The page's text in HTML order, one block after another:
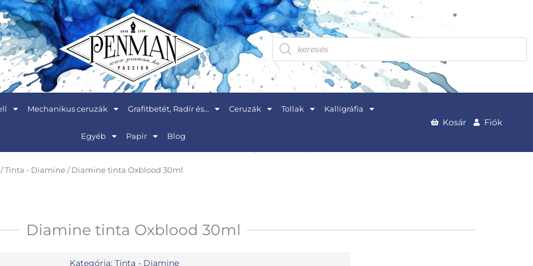
Products
search
Mechanikus ceruzák Grafitbetét, Radír és… Ceruzák Tollak Kalligráfia
Egyéb Papír Blog
Kosár Fiók
/Tinta - Diamine / Diamine tinta Oxblood 30ml
Diamine tinta Oxblood 30ml
Kategória: Tinta - Diamine